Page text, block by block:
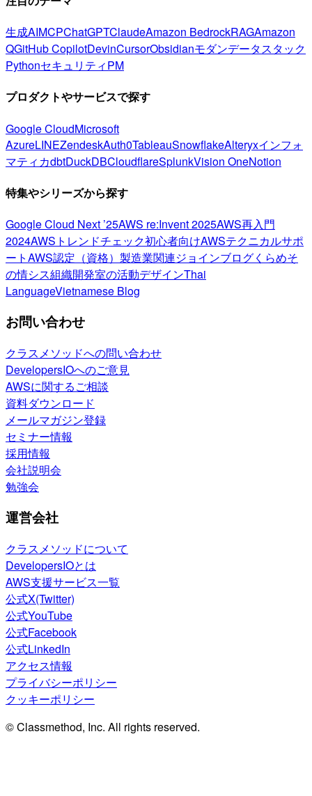
生成AIMCPChatGPTClaudeAmazon BedrockRAGAmazon
QGitHub CopilotDevinCursorObsidianモダンデータスタック
PythonセキュリティPM
プロダクトやサービスで探す
Google CloudMicrosoft
AzureLINEZendeskAuth0TableauSnowflakeAlteryxインフォ
マティカdbtDuckDBCloudflareSplunkVision OneNotion
特集やシリーズから探す
Google Cloud Next ’25AWS re:Invent 2025AWS再入門
2024AWSトレンドチェック初心者向けAWSテクニカルサポ
ートAWS認定（資格） 製造業関連ジョインブログくらめそ
の情シス組織開発室の活動デザインThai
LanguageVietnamese Blog
お問い合わせ
クラスメソッドへの問い合わせ
DevelopersIOへのご意見
AWSに関するご相談
資料ダウンロード
メールマガジン登録
セミナー情報
採用情報
会社説明会
勉強会
運営会社
クラスメソッドについて
DevelopersIOとは
AWS支援サービス一覧
公式X(Twitter)
公式YouTube
公式Facebook
公式LinkedIn
アクセス情報
プライバシーポリシー
クッキーポリシー
© Classmethod, Inc. All rights reserved.